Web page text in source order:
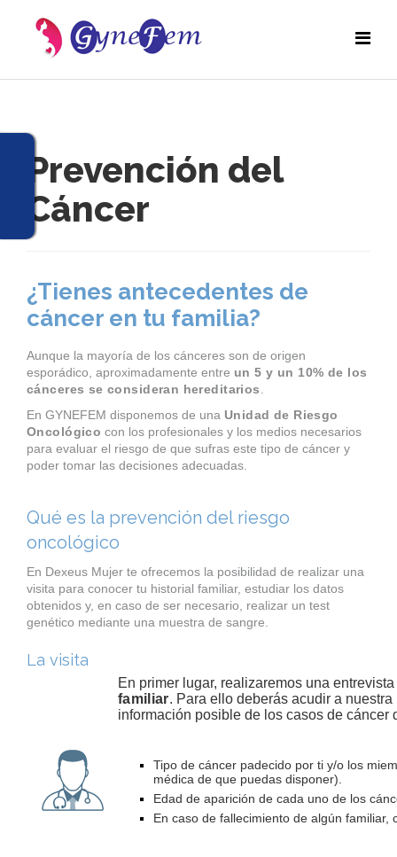
Prevención del
Cáncer
¿Tienes antecedentes de
cáncer en tu familia?
Aunque la mayoría de los cánceres son de origen
esporádico, aproximadamente entre un 5 y un 10% de los
cánceres se consideran hereditarios
En GYNEFEM disponemos de una Unidad de Riesgo
Oncológico con los profesionales y los medios necesarios
para evaluar el riesgo de que sufras este tipo de cáncer y
poder tomar las decisiones adecuadas.
Qué es la prevención del riesgo
oncológico
En Dexeus Mujer te ofrecemos la posibilidad de realizar una
visita para conocer tu historial familiar, estudiar los datos
obtenidos y, en caso de ser necesario, realizar un test
genético mediante una muestra de sangre.
La visita
En primer lugar, realizaremos una
familiar. Para ello deberás acudir a
información posible de los casos de cáncer
Tipo de cáncer padecido por ti y/o los
médica de que puedas disponer).
Edad de aparición de cada uno de los
En caso de fallecimiento de algún familiar,